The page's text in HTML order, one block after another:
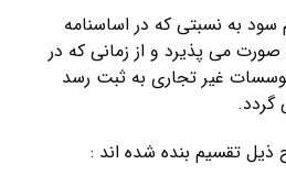
به نسبتی که در اساسنامه
می پذیرد و از زمانی که در
غیر تجاری به ثبت رسد
تقسیم بنده شده اند :